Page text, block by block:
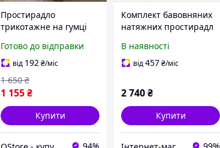
Простирадло
трикотажне на гумці
еластичне бавовняне
простирадло для
матраца високе
Готово до відправки
від 192₴/міс
1 155₴
1 650 ₴
Купити
Комплект бавовняних
натяжних простирадл
Косас, 855M8AP655
В наявності
від457₴/міс
2 740₴
Купити